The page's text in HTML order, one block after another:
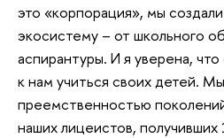
это «корпорация», мы
экосистему – от школьного
аспирантуры. И я уверена,
к нам учиться своих детей.
преемственностью
наших лицеистов,